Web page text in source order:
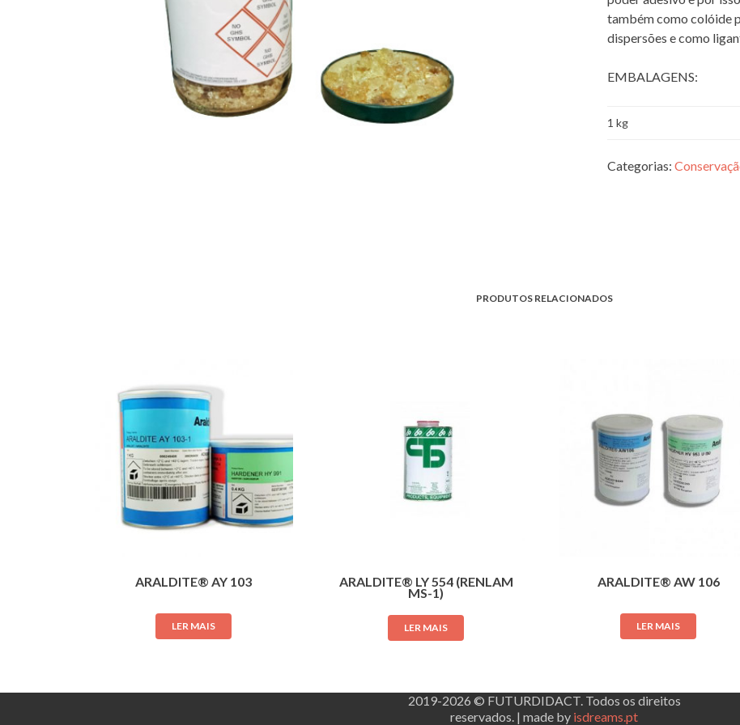
também como colóide
dispersões e como
EMBALAGENS:
1 kg
Categorias:
PRODUTOS RELACIONADOS
ARALDITE® AY 103
LER MAIS
ARALDITE® LY 554 (RENLAM
MS-1)
LER MAIS
ARALDITE® AW 106
LER MAIS
2019-2026 © FUTURDIDACT. Todos os direitos
reservados. | made by isdreams.pt